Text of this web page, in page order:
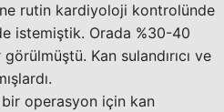
rutin kardiyoloji kontrolünde
istemiştik. Orada %30-40
Kan sulandırıcı ve
operasyon için kan